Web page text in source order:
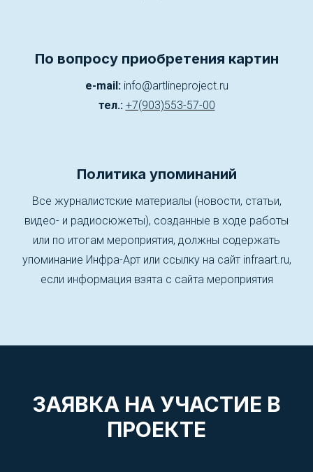
По вопросу приобретения картин
e-mail:info@artlineproject.ru
тел.: +7(903)553-57-00
Политика упоминаний
Все журналистские материалы (новости, статьи,
видео- и радиосюжеты), созданные в ходе работы
или по итогам мероприятия, должны содержать
упоминание Инфра-Арт или ссылку на сайт infraart.ru,
если информация взята с сайта мероприятия
ЗАЯВКА НА УЧАСТИЕ В
ПРОЕКТЕ